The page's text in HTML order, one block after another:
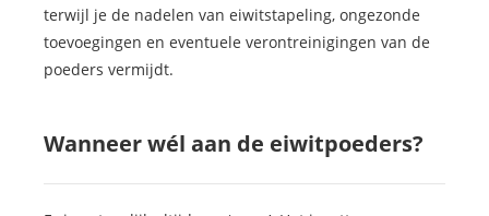
terwijl je de nadelen van eiwitstapeling, ongezonde
toevoegingen en eventuele verontreinigingen van de
poeders vermijdt.
Wanneer wél aan de eiwitpoeders?